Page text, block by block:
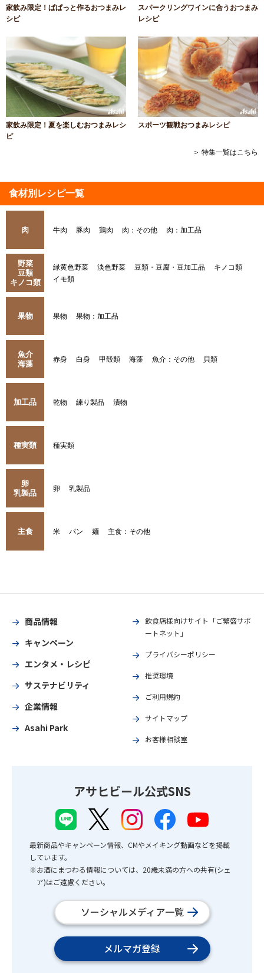
家飲み限定！ぱぱっと作るおつまみレ
シピ
スパークリングワインに合うおつまみ
レシピ
家飲み限定！夏を楽しむおつまみレシ
ピ
スポーツ観戦おつまみレシピ
＞ 特集一覧はこちら
食材別レシピ一覧
肉 牛肉 豚肉 鶏肉 肉：その他 肉：加工品
野菜
豆類
キノコ類
緑黄色野菜 淡色野菜 豆類・豆腐・豆加工品
キノコ類
イモ類
果物 果物 果物：加工品
魚介
海藻
赤身 白身 甲殻類 海藻 魚介：その他 貝類
加工品 乾物 練り製品 漬物
種実類 種実類
卵
乳製品
卵 乳製品
主食 米 パン 麺 主食：その他
商品情報
キャンペーン
エンタメ・レシピ
サステナビリティ
企業情報
Asahi Park
飲食店様向けサイト「ご繁盛サポ
ートネット」
プライバシーポリシー
推奨環境
ご利用規約
サイトマップ
お客様相談室
アサヒビール公式SNS
最新商品やキャンペーン情報、CMやメイキング動画などを掲載
しています。
※お酒にまつわる情報については、20歳未満の方への共有(シェ
ア)はご遠慮ください。
ソーシャルメディア一覧
メルマガ登録